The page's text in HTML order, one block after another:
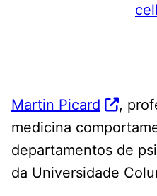
Martin Picard
,
medicina
departamentos de
da Universidade